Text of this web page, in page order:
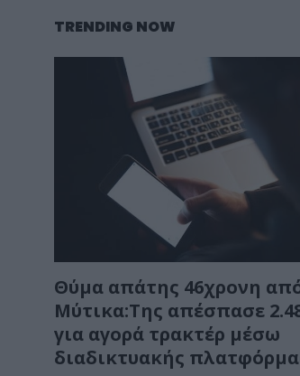
TRENDING NOW
Θύμα απάτης 46χρονη
Μύτικα:Της απέσπασε
για αγορά τρακτέρ μέσω
διαδικτυακής